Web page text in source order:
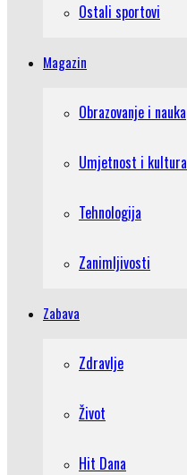
Ostali sportovi
Magazin
Obrazovanje i nauka
Umjetnost i kultura
Tehnologija
Zanimljivosti
Zabava
Zdravlje
Život
Hit Dana